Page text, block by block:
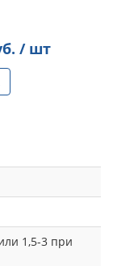
/ шт
1,5-3 при